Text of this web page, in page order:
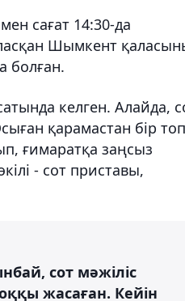
сағат 14:30-да
Шымкент
болған.
келген. Алайда,
қарамастан бір топ
ғимаратқа заңсыз
- сот приставы,
сот мәжіліс
жасаған. Кейін